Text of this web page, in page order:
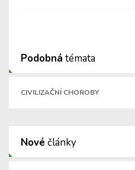
Podobná témata
CIVILIZAČNÍ CHOROBY
Nové články